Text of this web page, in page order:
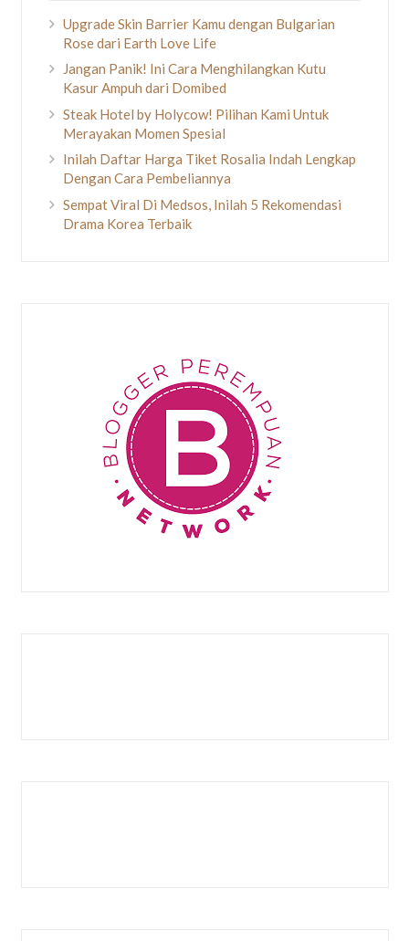
Upgrade Skin Barrier Kamu dengan Bulgarian
Rose dari Earth Love Life
Jangan Panik! Ini Cara Menghilangkan Kutu
Kasur Ampuh dari Domibed
Steak Hotel by Holycow! Pilihan Kami Untuk
Merayakan Momen Spesial
Inilah Daftar Harga Tiket Rosalia Indah Lengkap
Dengan Cara Pembeliannya
Sempat Viral Di Medsos, Inilah 5 Rekomendasi
Drama Korea Terbaik